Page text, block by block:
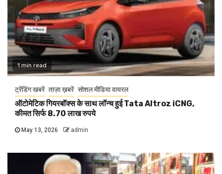
1 min read
ट्रेंडिंग खबरें ताज़ा ख़बरें सोशल मीडिया वायरल
ऑटोमेटिक गियरबॉक्स के साथ लॉन्च हुई Tata Altroz iCNG,
कीमत सिर्फ 8.70 लाख रुपये
May 13, 2026 admin